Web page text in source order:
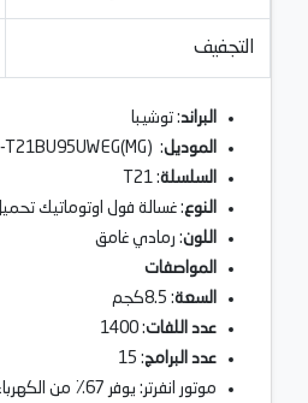
التجفيف
البراند: توشيبا
الموديل: TW-T21BU95UWEG(MG)
السلسلة: T21
النوع: غسالة فول اوتوماتيك
اللون: رمادي غامق
المواصفات
السعة: 8.5كجم
عدد اللفات: 1400
عدد البرامج: 15
موتور انفرتر: